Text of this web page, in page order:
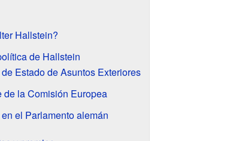
Hallstein?
de Hallstein
Estado de Asuntos Exteriores
de la Comisión Europea
el Parlamento alemán